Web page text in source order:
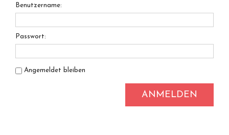
Benutzername:
Passwort:
Angemeldet bleiben
ANMELDEN